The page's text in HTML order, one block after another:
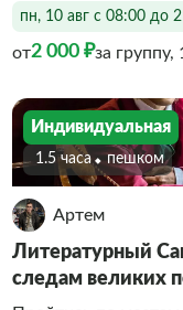
пн, 10 авг с 08:00 до
от2 000 ₽за группу,
Индивидуальная
1.5 часа Пешком
Артем
Литературный
следам великих